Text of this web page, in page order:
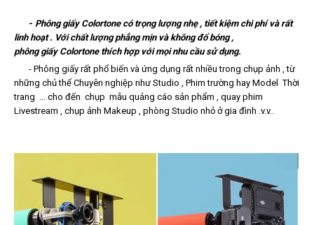
- Phông giấy Colortone có trọng lượng nhẹ , tiết kiệm chi phí và rất
linh hoạt . Với chất lượng phẳng mịn và không đổ bóng ,
phông giấy Colortone thích hợp với mọi nhu cầu sử dụng.
- Phông giấy rất phổ biến và ứng dụng rất nhiều trong chụp ảnh , từ
những chủ thể Chuyên nghiệp như Studio , Phim trường hay Model Thời
trang ... cho đến chụp mẫu quảng cáo sản phẩm , quay phim
Livestream , chụp ảnh Makeup , phòng Studio nhỏ ở gia đình .v.v..